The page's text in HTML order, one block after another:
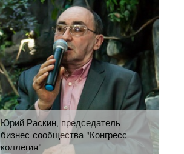
Юрий Раскин, председатель
бизнес-сообщества "Конгресс-
коллегия"